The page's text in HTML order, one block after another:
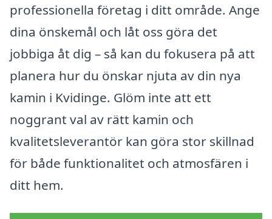
professionella företag i ditt område. Ange
dina önskemål och låt oss göra det
jobbiga åt dig – så kan du fokusera på att
planera hur du önskar njuta av din nya
kamin i Kvidinge. Glöm inte att ett
noggrant val av rätt kamin och
kvalitetsleverantör kan göra stor skillnad
för både funktionalitet och atmosfären i
ditt hem.